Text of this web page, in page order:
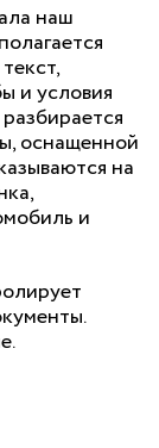
наш
и условия
оснащенной
на
и